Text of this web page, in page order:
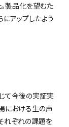
製品化を望むた
にアップしたよう
じて今後の実証実
における生の声
れぞれの課題を